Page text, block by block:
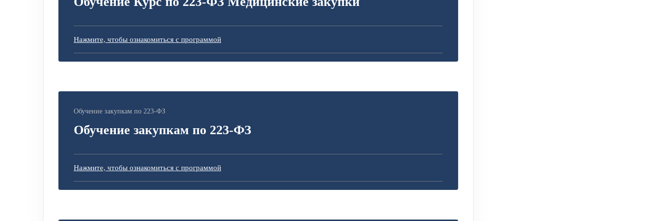
Нажмите, чтобы ознакомиться с программой
Обучение закупкам по 223-ФЗ
Обучение закупкам по 223-ФЗ
Нажмите, чтобы ознакомиться с программой